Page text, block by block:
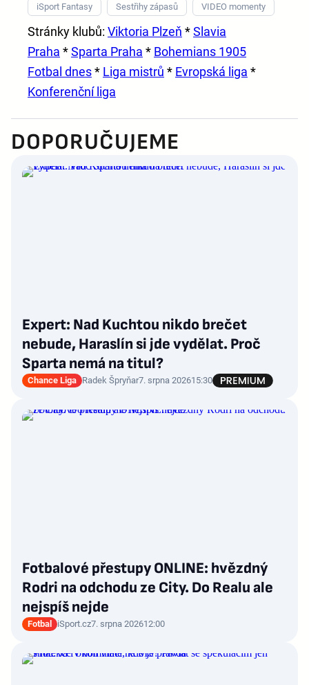
iSport Fantasy Sestřihy zápasů VIDEO momenty
Stránky klubů: Viktoria Plzeň *Slavia
Praha *Sparta Praha * Bohemians 1905
Fotbal dnes* Liga mistrů * Evropská liga *
Konferenční liga
DOPORUČUJEME
Expert: Nad Kuchtou nikdo brečet
nebude, Haraslín si jde vydělat. Proč
Sparta nemá na titul?
Chance Liga Radek Špryňar7. srpna 202615:30
Fotbalové přestupy ONLINE: hvězdný
Rodri na odchodu ze City. Do Realu ale
nejspíš nejde
Fotbal iSport.cz7. srpna 202612:00